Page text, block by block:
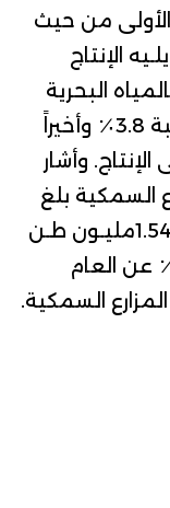
الأولى من حيث
بلـغت نـسبته79.7 ٪ يلـيه الإنتاج
بالمياه البحرية
بنسبة 4.9٪ فالمياه العـذبة بنـسبة 3.8٪ وأخيراً
إجمالى الإنتاج. وأشار
السمكية بلغ
1.62مليـون طن عام 2019 مقابل 1.54مليـون طـن
2018 بنسـبة زيادة قدرها 4.9٪ عن العام
السمكية.